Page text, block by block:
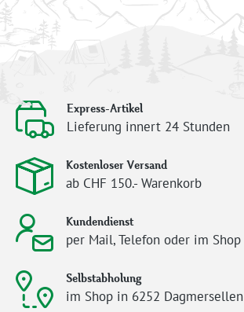
Express-Artikel
Lieferung innert 24 Stunden
Kostenloser Versand
ab CHF 150.- Warenkorb
Kundendienst
per Mail, Telefon oder im Shop
Selbstabholung
im Shop in 6252 Dagmersellen